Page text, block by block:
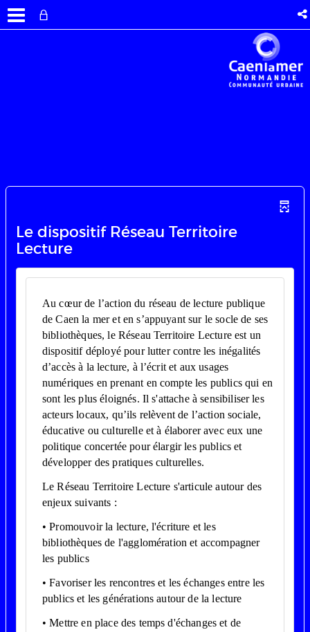
Le dispositif Réseau Territoire
Lecture
Au cœur de l’action du réseau de lecture publique
de Caen la mer et en s’appuyant sur le socle de ses
bibliothèques, le Réseau Territoire Lecture est un
dispositif déployé pour lutter contre les inégalités
d’accès à la lecture, à l’écrit et aux usages
numériques en prenant en compte les publics qui en
sont les plus éloignés. Il s'attache à sensibiliser les
acteurs locaux, qu’ils relèvent de l’action sociale,
éducative ou culturelle et à élaborer avec eux une
politique concertée pour élargir les publics et
développer des pratiques culturelles.
Le Réseau Territoire Lecture s'articule autour des
enjeux suivants :
• Promouvoir la lecture, l'écriture et les
bibliothèques de l'agglomération et accompagner
les publics
• Favoriser les rencontres et les échanges entre les
publics et les générations autour de la lecture
• Mettre en place des temps d'échanges et de